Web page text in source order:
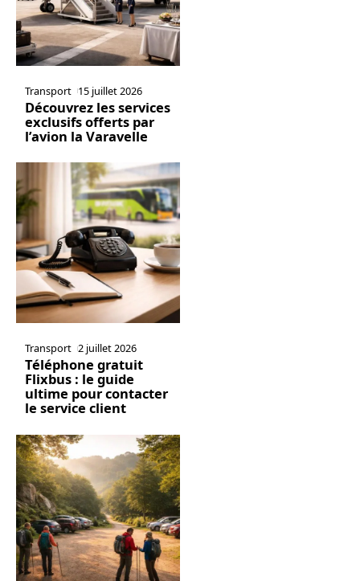
Transport 15 juillet 2026
Découvrez les services
exclusifs offerts par
l’avion la Varavelle
Transport 2 juillet 2026
Téléphone gratuit
Flixbus : le guide
ultime pour contacter
le service client